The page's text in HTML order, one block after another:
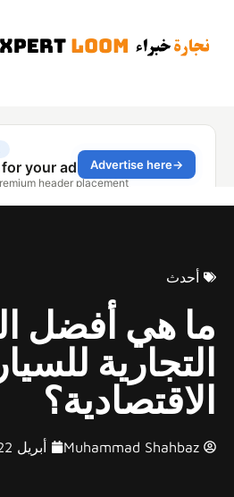
أحدث
ما هي أفضل
التجارية
الاقتصادية؟
Muhammad Shahbaz أبريل 22, 2025